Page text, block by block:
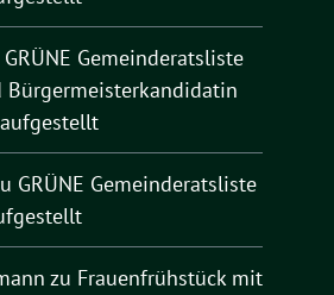
GRÜNE Gemeinderatsliste
Bürgermeisterkandidatin
GRÜNE Gemeinderatsliste
zu Frauenfrühstück mit